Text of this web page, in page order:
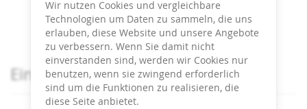
Ende:17:30Uhr
Zum Kalender hinzufügen
Produkte
Eintrittskarten
Wir nutzen Cookies und vergleichbare
Technologien um Daten zu sammeln, die uns
erlauben, diese Website und unsere Angebote
zu verbessern. Wenn Sie damit nicht
einverstanden sind, werden wir Cookies nur
benutzen, wenn sie zwingend erforderlich
sind um die Funktionen zu realisieren, die
diese Seite anbietet.